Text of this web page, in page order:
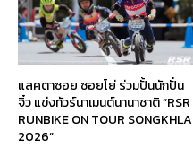
แลคตาซอย ซอยโย่ ร่วมปั้นนักปั่น
จิ๋ว แข่งทัวร์นาเมนต์นานาชาติ “RSR
RUNBIKE ON TOUR SONGKHLA
2026”